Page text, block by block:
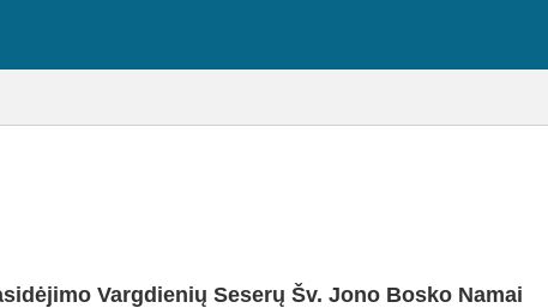
Vargdienių Seserų Šv. Jono Bosko Namai